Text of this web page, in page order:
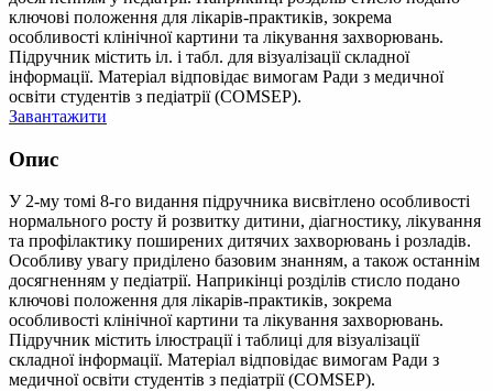
ключові положення для лікарів-практиків, зокрема
особливості клінічної картини та лікування захворювань.
Підручник містить іл. і табл. для візуалізації складної
інформації. Матеріал відповідає вимогам Ради з медичної
освіти студентів з педіатрії (COMSEP).
Завантажити
Опис
У 2-му томі 8-го видання підручника висвітлено особливості
нормального росту й розвитку дитини, діагностику, лікування
та профілактику поширених дитячих захворювань і розладів.
Особливу увагу приділено базовим знанням, а також останнім
досягненням у педіатрії. Наприкінці розділів стисло подано
ключові положення для лікарів-практиків, зокрема
особливості клінічної картини та лікування захворювань.
Підручник містить ілюстрації і таблиці для візуалізації
складної інформації. Матеріал відповідає вимогам Ради з
медичної освіти студентів з педіатрії (COMSEP).